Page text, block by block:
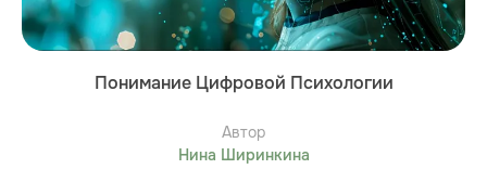
Понимание Цифровой Психологии
Автор
Нина Ширинкина